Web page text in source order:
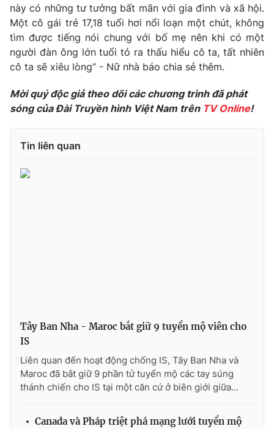
VTV Sức khoẻ Bất động sản
Thị trường 24h Tấm lòng Việt
VTV9 VTV8
Liên hệ tòa soạn
Cơ quan báo chí: Thời báo VTV
Giấy phép hoạt động báo in và báo điện tử số 483/GP-BTTTT
cấp ngày 29/12/2023
Tổng Biên tập:Vũ Thanh Thủy
Phó Tổng Biên tập:Nguyễn Thị Mỹ Hạnh, Phạm Quốc Thắng,
Tổng đài VTV: 024.38 355 931 - 024.38 355 932
này có những tư tưởng bất mãn với gia đình và xã hội.
Một cô gái trẻ 17,18 tuổi hơi nổi loạn một chút, không
tìm được tiếng nói chung với bố mẹ nên khi có một
người đàn ông lớn tuổi tỏ ra thấu hiểu cô ta, tất nhiên
cô ta sẽ xiêu lòng” - Nữ nhà báo chia sẻ thêm.
Mời quý độc giả theo dõi các chương trình đã phát
sóng của Đài Truyền hình Việt Nam trên TV Online!
Tin liên quan
Tây Ban Nha - Maroc bắt giữ 9 tuyển mộ viên cho
IS
Liên quan đến hoạt động chống IS, Tây Ban Nha và
Maroc đã bắt giữ 9 phần tử tuyển mộ các tay súng
thánh chiến cho IS tại một căn cứ ở biên giới giữa...
Canada và Pháp triệt phá mạng lưới tuyển mộ